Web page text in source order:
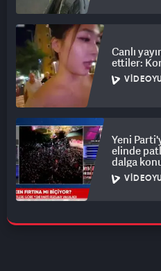
Canlı
ettiler:
Yeni
elinde
dalga